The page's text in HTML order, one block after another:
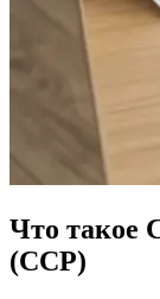
Что такое
(ССР)